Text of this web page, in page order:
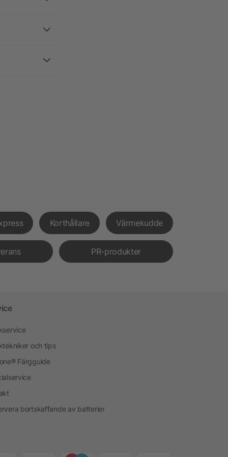
Korthållare Värmekudde
PR-produkter
och tips
Färgguide
bortskaffande av batterier